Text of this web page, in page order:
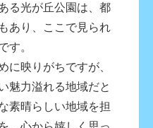
る光が丘公園は、都
あり、ここで見られ
す。
に映りがちですが、
魅力溢れる地域だと
素晴らしい地域を担